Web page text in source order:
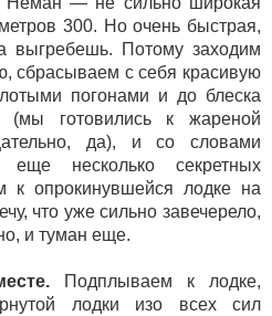
300. Но очень быстрая,
выгребешь. Потому заходим
сбрасываем с себя красивую
погонами и до блеска
(мы готовились к жареной
да), и со словами
несколько секретных
к опрокинувшейся лодке на
что уже сильно завечерело,
и туман еще.
Подплываем к лодке,
лодки изо всех сил